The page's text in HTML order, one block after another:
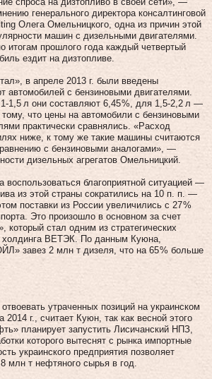
генерального директора консалтинговой
Олега Омельницкого, одна из причин этой
машин с дизельными двигателями.
итогам прошлого года каждый четвертый
ездит на дизтопливе.
в апреле 2013 г. были введены
автомобилей с бензиновыми двигателями.
л они составляют 6,45 %, для 1,5‑2,2 л —
что цены на автомобили с бензиновыми
практически сравнялись. «Расход
ниже, к тому же такие машины считаются
с бензиновыми аналогами», —
дизельных агрегатов Омельницкий.
благоприятной ситуацией —
из этой страны сократились на 10 п. п. —
поставки из России увеличились с 27 %
Это произошло в основном за счет
который стал одним из стратегических
холдинга ВЕТЭК. По данным Куюна,
завез 2 млн т дизеля, что на 65 % больше
утраченных позиций на украинском
2014 г., считает Куюн, так как весной этого
планирует запустить Лисичанский НПЗ,
которого вытеснят с рынка импортные
украинского предприятия позволяет
млн т нефтяного сырья в год.